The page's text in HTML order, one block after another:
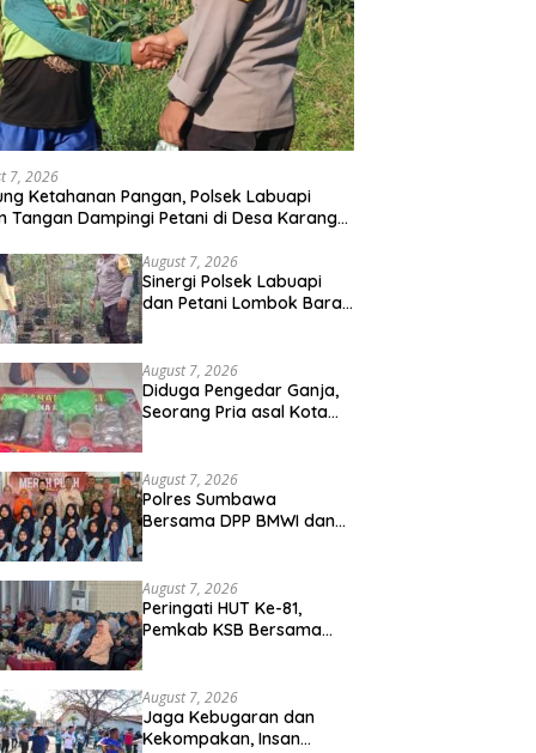
7, 2026
Ketahanan Pangan, Polsek Labuapi
Tangan Dampingi Petani di Desa Karang
August 7, 2026
Sinergi Polsek Labuapi
dan Petani Lombok Barat
August 7, 2026
Diduga Pengedar Ganja,
Seorang Pria asal Kota
August 7, 2026
Polres Sumbawa
Bersama DPP BMWI dan
Ponpes Arrahman
Hidayatullah
August 7, 2026
Peringati HUT Ke-81,
Pemkab KSB Bersama
Hari Pertama Kehidupan”
August 7, 2026
Jaga Kebugaran dan
Kekompakan, Insan